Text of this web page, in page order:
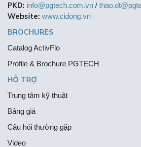
PKD: info@pgtech.com.vn /
Website: www.cidong.vn
BROCHURES
Catalog ActivFlo
Profile & Brochure PGTECH
HỖ TRỢ
Trung tâm kỹ thuật
Bảng giá
Câu hỏi thường gặp
Video